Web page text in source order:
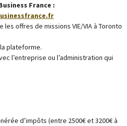
France :
les offres de missions VIE/VIA à Toronto
plateforme.
l’entreprise ou l’administration qui
d’impôts (entre 2500€ et 3200€ à